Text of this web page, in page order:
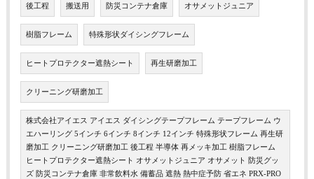
後工程 搬送用 防災コンテナ倉庫 オサメットジュニア
樹脂フレーム 特殊形状ダイシングフレーム
ヒートプロテクター遮熱シート 再生研磨加工
クリーニング研磨加工
株式会社アイエス アイエス ダイシングテープフレーム テープフレーム ウ
エハーリング 5インチ 6インチ 8インチ 12インチ 特殊形状フレーム 再生研
磨加工 クリーニング研磨加工 後工程 半導体 再メッキ加工 樹脂フレーム
ヒートプロテクター遮熱シート オサメットジュニア オサメット 防災グッ
ズ 防災コンテナ倉庫 非常飲料水 備蓄品 遮熱 熱中症予防 省エネ PRX-PRO